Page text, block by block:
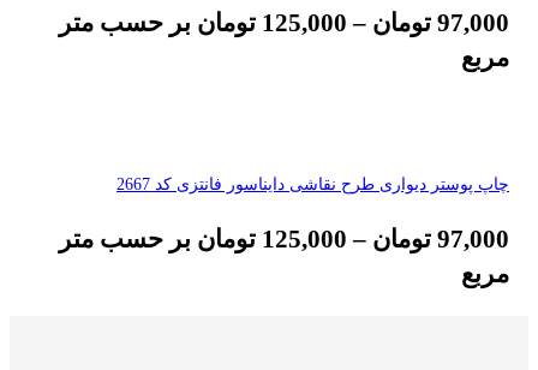
97,000 تومان –
125,000 تومان بر حسب متر
مربع
چاپ پوستر دیواری طرح نقاشی دایناسور فانتزی کد 2667
97,000 تومان –
125,000 تومان بر حسب متر
مربع